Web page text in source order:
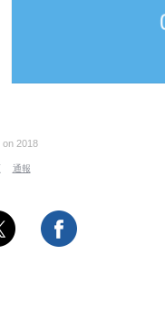
on 2018
通報